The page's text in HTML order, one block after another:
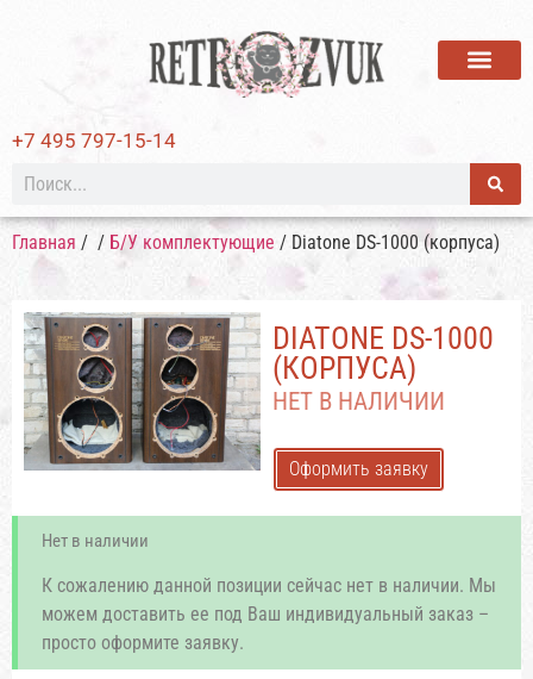
+7 495 797-15-14
Главная / / Б/У комплектующие / Diatone DS-1000 (корпуса)
DIATONE DS-1000
(КОРПУСА)
НЕТ В НАЛИЧИИ
Оформить заявку
Нет в наличии
К сожалению данной позиции сейчас нет в наличии. Мы
можем доставить ее под Ваш индивидуальный заказ –
просто оформите заявку.